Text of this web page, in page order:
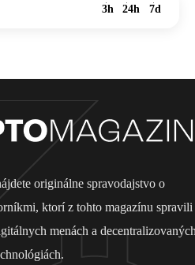
3h 24h 7d
originálne spravodajstvo o
ktorí z tohto magazínu spravili
menách a